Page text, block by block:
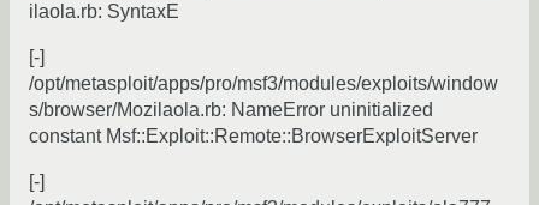
ilaola.rb: SyntaxE
[-]
/opt/metasploit/apps/pro/msf3/modules/exploits/window
s/browser/Mozilaola.rb: NameError uninitialized
constant Msf::Exploit::Remote::BrowserExploitServer
[-]